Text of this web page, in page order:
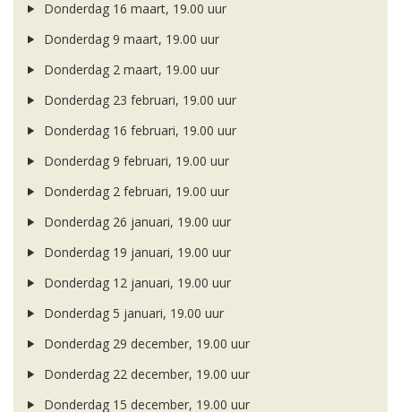
Donderdag 16 maart, 19.00 uur
Donderdag 9 maart, 19.00 uur
Donderdag 2 maart, 19.00 uur
Donderdag 23 februari, 19.00 uur
Donderdag 16 februari, 19.00 uur
Donderdag 9 februari, 19.00 uur
Donderdag 2 februari, 19.00 uur
Donderdag 26 januari, 19.00 uur
Donderdag 19 januari, 19.00 uur
Donderdag 12 januari, 19.00 uur
Donderdag 5 januari, 19.00 uur
Donderdag 29 december, 19.00 uur
Donderdag 22 december, 19.00 uur
Donderdag 15 december, 19.00 uur